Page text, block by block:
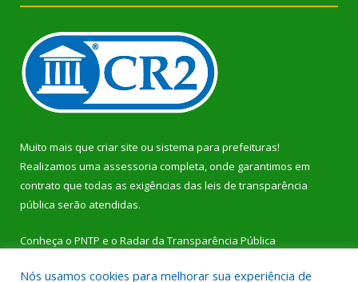
Muito mais que criar site ou sistema para prefeituras!
Realizamos uma assessoria completa, onde garantimos em
contrato que todas as exigências das leis de transparência
pública serão atendidas.
Conheça o PNTP e o Radar da Transparência Pública
Nós usamos cookies para melhorar sua experiência de